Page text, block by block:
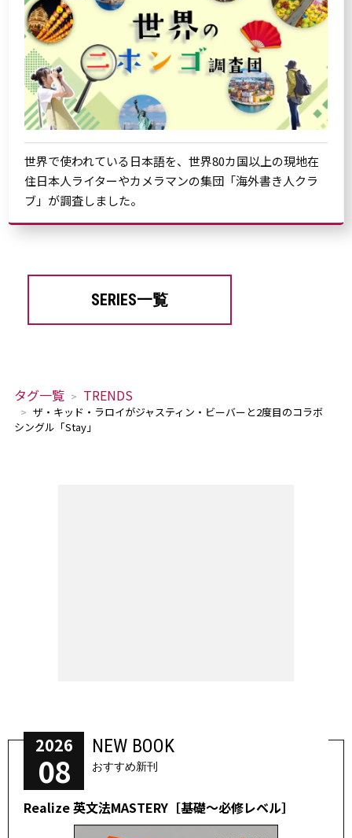
世界で使われている日本語を、世界80カ国以上の現地在
住日本人ライターやカメラマンの集団「海外書き人クラ
ブ」が調査しました。
SERIES一覧
タグ一覧 TRENDS
ザ・キッド・ラロイがジャスティン・ビーバーと2度目のコラボ
シングル「Stay」
2026
08
NEW BOOK
おすすめ新刊
Realize 英文法MASTERY［基礎～必修レベル］